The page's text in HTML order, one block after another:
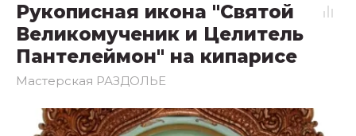
Рукописная икона "Святой
Великомученик и Целитель
Пантелеймон" на кипарисе
Мастерская РАЗДОЛЬЕ